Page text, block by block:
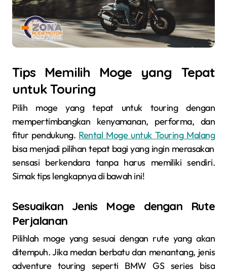
Tips Memilih Moge yang Tepat
untuk Touring
Pilih moge yang tepat untuk touring dengan
mempertimbangkan kenyamanan, performa, dan
fitur pendukung. Rental Moge untuk Touring Malang
bisa menjadi pilihan tepat bagi yang ingin merasakan
sensasi berkendara tanpa harus memiliki sendiri.
Simak tips lengkapnya di bawah ini!
Sesuaikan Jenis Moge dengan Rute
Perjalanan
Pilihlah moge yang sesuai dengan rute yang akan
ditempuh. Jika medan berbatu dan menantang, jenis
adventure touring seperti BMW GS series bisa